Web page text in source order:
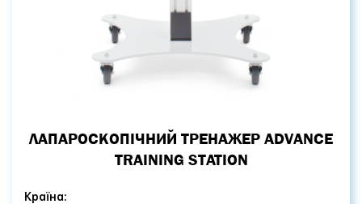
ЛАПАРОСКОПІЧНИЙ ТРЕНАЖЕР ADVANCE
TRAINING STATION
Країна: